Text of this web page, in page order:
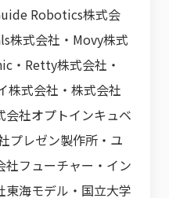
Robotics株式会
株式会社・Movy株式
・Retty株式会社・
株式会社・株式会社
会社オプトインキュベ
プレゼン製作所・ユ
社フューチャー・イン
東海モデル・国立大学